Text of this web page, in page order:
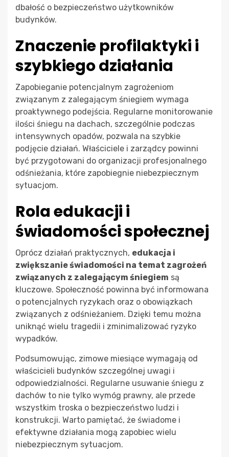
dbałość o bezpieczeństwo użytkowników
budynków.
Znaczenie profilaktyki i
szybkiego działania
Zapobieganie potencjalnym zagrożeniom
związanym z zalegającym śniegiem wymaga
proaktywnego podejścia. Regularne monitorowanie
ilości śniegu na dachach, szczególnie podczas
intensywnych opadów, pozwala na szybkie
podjęcie działań. Właściciele i zarządcy powinni
być przygotowani do organizacji profesjonalnego
odśnieżania, które zapobiegnie niebezpiecznym
sytuacjom.
Rola edukacji i
świadomości społecznej
Oprócz działań praktycznych, edukacja i
zwiększanie świadomości na temat zagrożeń
związanych z zalegającym śniegiem są
kluczowe. Społeczność powinna być informowana
o potencjalnych ryzykach oraz o obowiązkach
związanych z odśnieżaniem. Dzięki temu można
uniknąć wielu tragedii i zminimalizować ryzyko
wypadków.
Podsumowując, zimowe miesiące wymagają od
właścicieli budynków szczególnej uwagi i
odpowiedzialności. Regularne usuwanie śniegu z
dachów to nie tylko wymóg prawny, ale przede
wszystkim troska o bezpieczeństwo ludzi i
konstrukcji. Warto pamiętać, że świadome i
efektywne działania mogą zapobiec wielu
niebezpiecznym sytuacjom.